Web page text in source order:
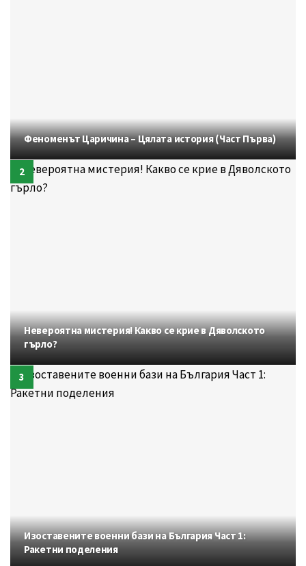
Феноменът Царичина – Цялата история (Част Първа)
Невероятна мистерия! Какво се крие в Дяволското
гърло?
Изоставените военни бази на България Част 1:
Ракетни поделения